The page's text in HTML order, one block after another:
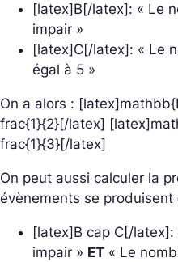
[latex]B[/latex]: « Le
impair »
[latex]C[/latex]: « Le
égal à 5 »
On a alors :
frac{1}{2}[/latex]
frac{1}{3}[/latex]
On peut aussi calculer la
évènements se produisent
[latex]B cap C[/
impair » ET « Le